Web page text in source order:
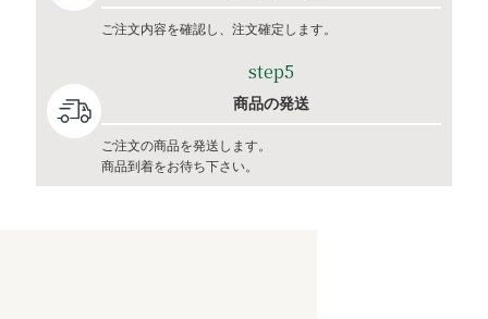
ご注文内容を確認し、注文確定します。
step5
商品の発送
ご注文の商品を発送します。
商品到着をお待ち下さい。